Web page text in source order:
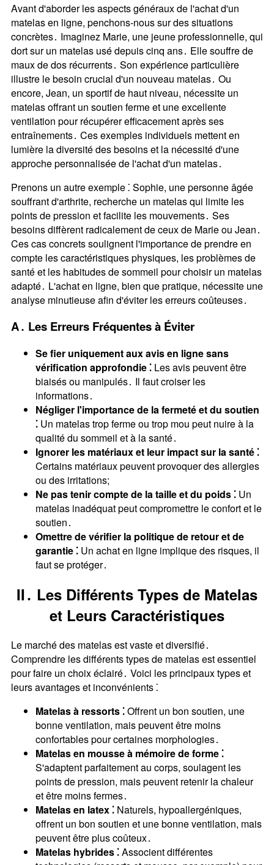
Avant d'aborder les aspects généraux de l'achat d'un
matelas en ligne, penchons-nous sur des situations
concrètes․ Imaginez Marie, une jeune professionnelle, qui
dort sur un matelas usé depuis cinq ans․ Elle souffre de
maux de dos récurrents․ Son expérience particulière
illustre le besoin crucial d'un nouveau matelas․ Ou
encore, Jean, un sportif de haut niveau, nécessite un
matelas offrant un soutien ferme et une excellente
ventilation pour récupérer efficacement après ses
entraînements․ Ces exemples individuels mettent en
lumière la diversité des besoins et la nécessité d'une
approche personnalisée de l'achat d'un matelas․
Prenons un autre exemple ⁚ Sophie, une personne âgée
souffrant d'arthrite, recherche un matelas qui limite les
points de pression et facilite les mouvements․ Ses
besoins diffèrent radicalement de ceux de Marie ou Jean․
Ces cas concrets soulignent l'importance de prendre en
compte les caractéristiques physiques, les problèmes de
santé et les habitudes de sommeil pour choisir un matelas
adapté․ L'achat en ligne, bien que pratique, nécessite une
analyse minutieuse afin d'éviter les erreurs coûteuses․
A․ Les Erreurs Fréquentes à Éviter
Se fier uniquement aux avis en ligne sans
vérification approfondie ⁚Les avis peuvent être
biaisés ou manipulés․ Il faut croiser les
informations․
Négliger l'importance de la fermeté et du soutien
⁚Un matelas trop ferme ou trop mou peut nuire à la
qualité du sommeil et à la santé․
Ignorer les matériaux et leur impact sur la santé ⁚
Certains matériaux peuvent provoquer des allergies
ou des irritations;
Ne pas tenir compte de la taille et du poids ⁚Un
matelas inadéquat peut compromettre le confort et le
soutien․
Omettre de vérifier la politique de retour et de
garantie ⁚Un achat en ligne implique des risques, il
faut se protéger․
II․ Les Différents Types de Matelas
et Leurs Caractéristiques
Le marché des matelas est vaste et diversifié․
Comprendre les différents types de matelas est essentiel
pour faire un choix éclairé․ Voici les principaux types et
leurs avantages et inconvénients ⁚
Matelas à ressorts ⁚Offrent un bon soutien, une
bonne ventilation, mais peuvent être moins
confortables pour certaines morphologies․
Matelas en mousse à mémoire de forme ⁚
S'adaptent parfaitement au corps, soulagent les
points de pression, mais peuvent retenir la chaleur
et être moins fermes․
Matelas en latex ⁚Naturels, hypoallergéniques,
offrent un bon soutien et une bonne ventilation, mais
peuvent être plus coûteux․
Matelas hybrides ⁚Associent différentes